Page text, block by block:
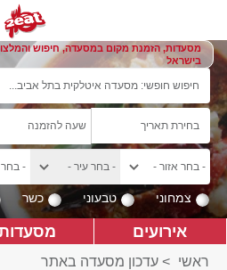
מסעדות, הזמנת מקום במסעדה, חיפוש
בישראל
צמחוני טבעוני כשר
אירועים
ראשי > עדכון מסעדה באתר